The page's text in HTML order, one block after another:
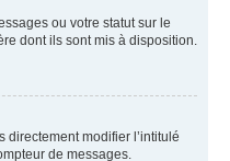
ou votre statut sur le
dont ils sont mis à disposition.
modifier l’intitulé
de messages.